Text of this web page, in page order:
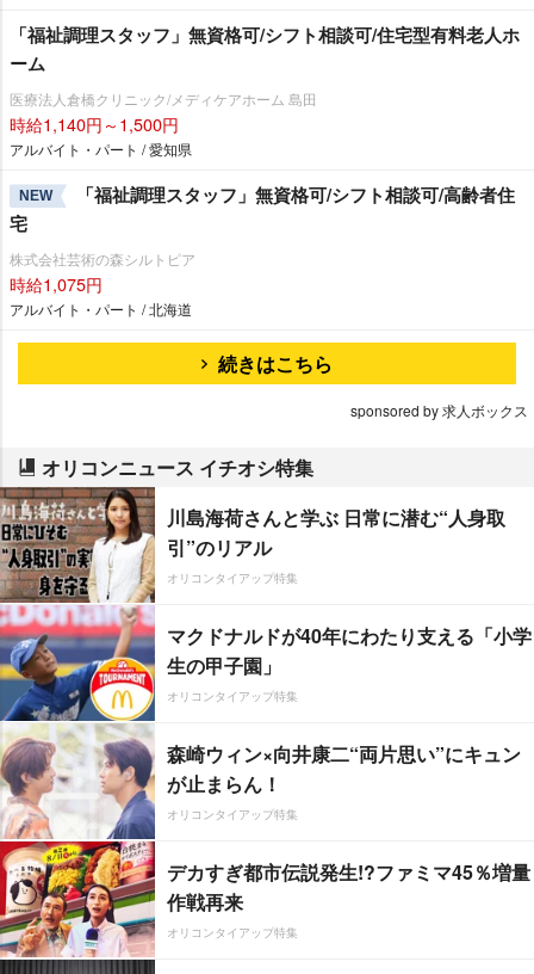
「福祉調理スタッフ」無資格可/シフト相談可/住宅型有料老人ホ
ーム
医療法人倉橋クリニック/メディケアホーム 島田
時給1,140円～1,500円
アルバイト・パート / 愛知県
NEW
「福祉調理スタッフ」無資格可/シフト相談可/高齢者住
宅
株式会社芸術の森シルトピア
時給1,075円
アルバイト・パート / 北海道
続きはこちら
sponsored by 求人ボックス
オリコンニュース イチオシ特集
川島海荷さんと学ぶ 日常に潜む“人身取
引”のリアル
オリコンタイアップ特集
マクドナルドが40年にわたり支える「小学
生の甲子園」
オリコンタイアップ特集
森崎ウィン×向井康二“両片思い”にキュン
が止まらん！
オリコンタイアップ特集
デカすぎ都市伝説発生!?ファミマ45％増量
作戦再来
オリコンタイアップ特集